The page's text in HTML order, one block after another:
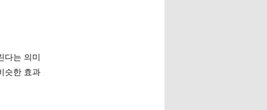
다는 의미
슷한 효과